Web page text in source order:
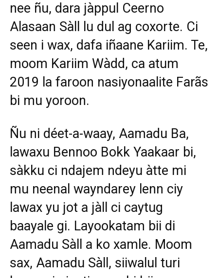
nee ñu, dara jàppul Ceerno
Alasaan Sàll lu dul ag coxorte. Ci
seen i wax, dafa iñaane Kariim. Te,
moom Kariim Wàdd, ca atum
2019 la faroon nasiyonaalite Farãs
bi mu yoroon.
Ñu ni déet-a-waay, Aamadu Ba,
lawaxu Bennoo Bokk Yaakaar bi,
sàkku ci ndajem ndeyu àtte mi
mu neenal wayndarey lenn ciy
lawax yu jot a jàll ci caytug
baayale gi. Layookatam bii di
Aamadu Sàll a ko xamle. Moom
sax, Aamadu Sàll, siiwalul turi